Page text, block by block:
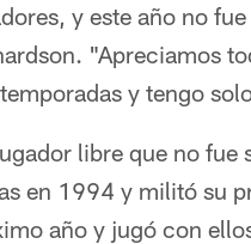
y este año no
"Apreciamos
y tengo
libre que no
en 1994 y militó su
año y jugó con